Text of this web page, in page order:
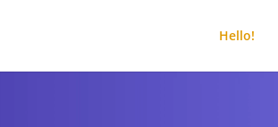
Hello!